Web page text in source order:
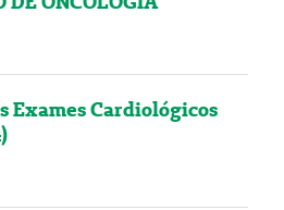
Exames Cardiológicos